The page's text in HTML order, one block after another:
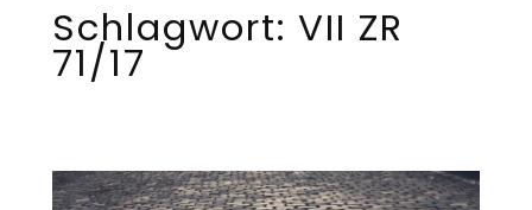
Schlagwort: VII ZR
71/17